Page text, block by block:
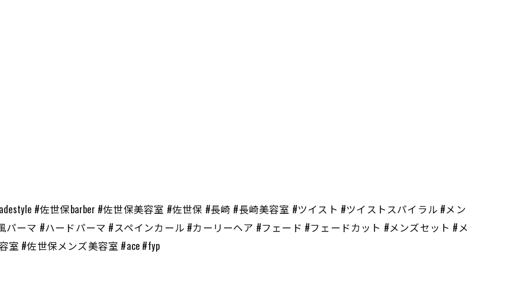
#佐世保barber #佐世保美容室 #佐世保 #長崎 #長崎美容室 #ツイスト #ツイストスパイラル #メン
ーマ #ハードパーマ #スペインカール #カーリーヘア #フェード #フェードカット #メンズセット #メ
#佐世保メンズ美容室 #ace #fyp